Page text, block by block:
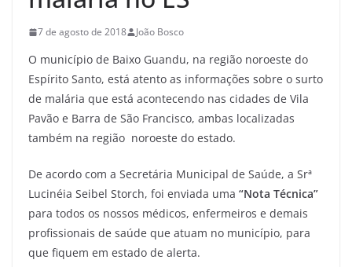
7 de agosto de 2018 João Bosco
O município de Baixo Guandu, na região noroeste do
Espírito Santo, está atento as informações sobre o surto
de malária que está acontecendo nas cidades de Vila
Pavão e Barra de São Francisco, ambas localizadas
também na região noroeste do estado.
De acordo com a Secretária Municipal de Saúde, a Srª
Lucinéia Seibel Storch, foi enviada uma “Nota Técnica”
para todos os nossos médicos, enfermeiros e demais
profissionais de saúde que atuam no município, para
que fiquem em estado de alerta.